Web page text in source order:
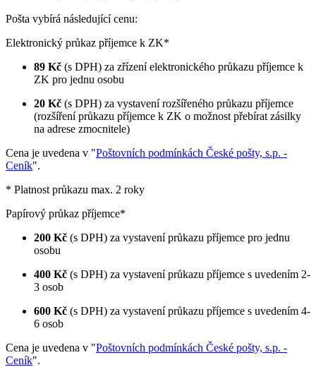
Pošta vybírá následující cenu:
Elektronický průkaz příjemce k ZK*
89 Kč (s DPH) za zřízení elektronického průkazu příjemce k
ZK pro jednu osobu
20 Kč (s DPH) za vystavení rozšířeného průkazu příjemce
(rozšíření průkazu příjemce k ZK o možnost přebírat zásilky
na adrese zmocnitele)
Cena je uvedena v "Poštovních podmínkách České pošty, s.p. -
Ceník".
* Platnost průkazu max. 2 roky
Papírový průkaz příjemce*
200 Kč (s DPH) za vystavení průkazu příjemce pro jednu
osobu
400 Kč (s DPH) za vystavení průkazu příjemce s uvedením 2-
3 osob
600 Kč (s DPH) za vystavení průkazu příjemce s uvedením 4-
6 osob
Cena je uvedena v "Poštovních podmínkách České pošty, s.p. -
Ceník".